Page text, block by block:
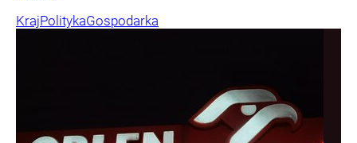
KrajPolitykaGospodarka